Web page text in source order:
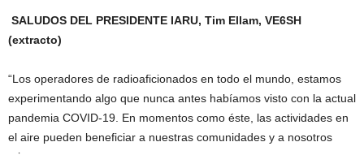
SALUDOS DEL PRESIDENTE IARU, Tim Ellam, VE6SH
(extracto)
“Los operadores de radioaficionados en todo el mundo, estamos
experimentando algo que nunca antes habíamos visto con la actual
pandemia COVID-19. En momentos como éste, las actividades en
el aire pueden beneficiar a nuestras comunidades y a nosotros